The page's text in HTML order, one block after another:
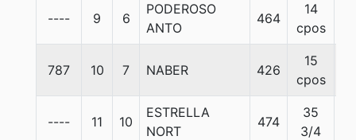
---- 9 6
PODEROSO
ANTO
464
14
cpos
787 10 7 NABER 426
15
cpos
---- 11 10
ESTRELLA
NORT
474
35
3/4